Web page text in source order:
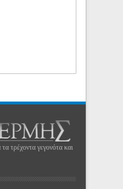
τρέχοντα γεγονότα και